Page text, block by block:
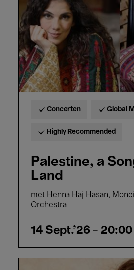
Land
Concerten Global
Highly Recommended
Palestine, a
Land
met Henna Haj Hasan,
Orchestra
14 Sept.'26 - 20:00